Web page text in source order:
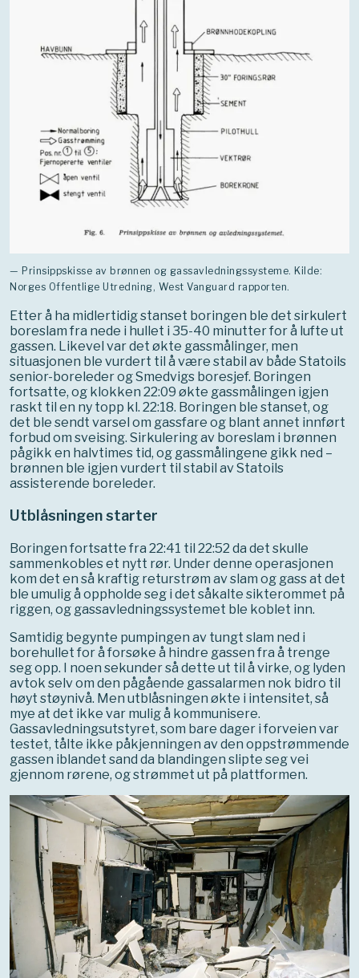
— Prinsippskisse av brønnen og gassavledningssysteme. Kilde:
Norges Offentlige Utredning, West Vanguard rapporten.
Etter å ha midlertidig stanset boringen ble det sirkulert
boreslam fra nede i hullet i 35-40 minutter for å lufte ut
gassen. Likevel var det økte gassmålinger, men
situasjonen ble vurdert til å være stabil av både Statoils
senior-boreleder og Smedvigs boresjef. Boringen
fortsatte, og klokken 22:09 økte gassmålingen igjen
raskt til en ny topp kl. 22:18. Boringen ble stanset, og
det ble sendt varsel om gassfare og blant annet innført
forbud om sveising. Sirkulering av boreslam i brønnen
pågikk en halvtimes tid, og gassmålingene gikk ned –
brønnen ble igjen vurdert til stabil av Statoils
assisterende boreleder.
Utblåsningen starter
Boringen fortsatte fra 22:41 til 22:52 da det skulle
sammenkobles et nytt rør. Under denne operasjonen
kom det en så kraftig returstrøm av slam og gass at det
ble umulig å oppholde seg i det såkalte sikterommet på
riggen, og gassavledningssystemet ble koblet inn.
Samtidig begynte pumpingen av tungt slam ned i
borehullet for å forsøke å hindre gassen fra å trenge
seg opp. I noen sekunder så dette ut til å virke, og lyden
avtok selv om den pågående gassalarmen nok bidro til
høyt støynivå. Men utblåsningen økte i intensitet, så
mye at det ikke var mulig å kommunisere.
Gassavledningsutstyret, som bare dager i forveien var
testet, tålte ikke påkjenningen av den oppstrømmende
gassen iblandet sand da blandingen slipte seg vei
gjennom rørene, og strømmet ut på plattformen.